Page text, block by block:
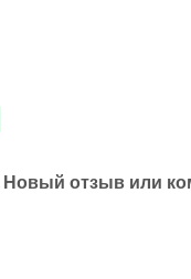
Новый отзыв или